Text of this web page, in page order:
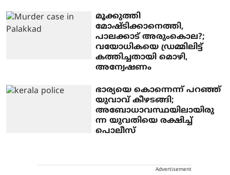
മൂക്കുത്തി
മോഷ്ടിക്കാനെത്തി,
പാലക്കാട് അരുംകൊല?;
വയോധികയെ ഡ്രമ്മിലിട്ട്
കത്തിച്ചതായി മൊഴി,
അന്വേഷണം
ഭാര്യയെ കൊന്നെന്ന് പറഞ്ഞ്
യുവാവ് കീഴടങ്ങി;
അബോധാവസ്ഥയിലായിരു
ന്ന യുവതിയെ രക്ഷിച്ച്
പൊലീസ്
Advertisement